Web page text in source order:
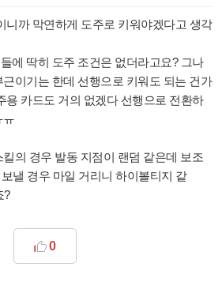
니까 막연하게 도주로 키워야겠다고 생각
에 딱히 도주 조건은 없더라고요? 그나
이기는 한데 선행으로 키워도 되는 건가
용 카드도 거의 없겠다 선행으로 전환하
ㅠ
의 경우 발동 지점이 랜덤 같은데 보조
낼 경우 마일 거리니 하이볼티지 같
?
0